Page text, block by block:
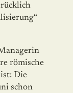
römische
Die
schon